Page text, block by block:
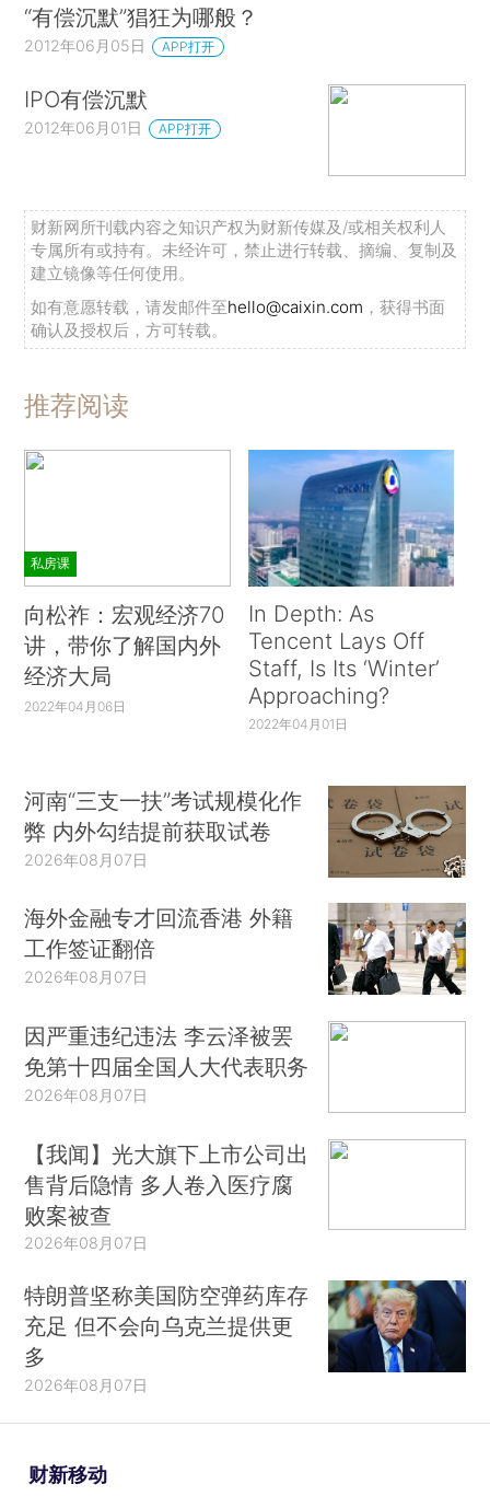
“有偿沉默”猖狂为哪般？
2012年06月05日 APP打开
IPO有偿沉默
2012年06月01日 APP打开
财新网所刊载内容之知识产权为财新传媒及/或相关权利人
专属所有或持有。未经许可，禁止进行转载、摘编、复制及
建立镜像等任何使用。
如有意愿转载，请发邮件至hello@caixin.com ，获得书面
确认及授权后，方可转载。
推荐阅读
私房课
向松祚：宏观经济70
讲，带你了解国内外
经济大局
2022年04月06日
In Depth: As
Tencent Lays Off
Staff, Is Its ‘Winter’
Approaching?
2022年04月01日
河南“三支一扶”考试规模化作
弊 内外勾结提前获取试卷
2026年08月07日
海外金融专才回流香港 外籍
工作签证翻倍
2026年08月07日
因严重违纪违法 李云泽被罢
免第十四届全国人大代表职务
2026年08月07日
【我闻】光大旗下上市公司出
售背后隐情 多人卷入医疗腐
败案被查
2026年08月07日
特朗普坚称美国防空弹药库存
充足 但不会向乌克兰提供更
多
2026年08月07日
财新移动